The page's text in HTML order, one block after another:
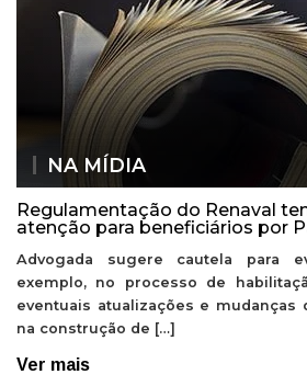
NA MÍDIA
Regulamentação do Renaval
atenção para beneficiários por
Advogada sugere cautela para
exemplo, no processo de
eventuais atualizações e mudanças
na construção de […]
Ver mais